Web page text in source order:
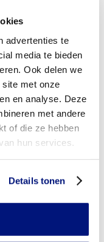
advertenties te
media te bieden
Ook delen we
met onze
en analyse. Deze
met andere
of die ze hebben
hun services.
Details tonen
prothese mijn
prothese
van uw
voet prothese)
van mijn
voet prothese)